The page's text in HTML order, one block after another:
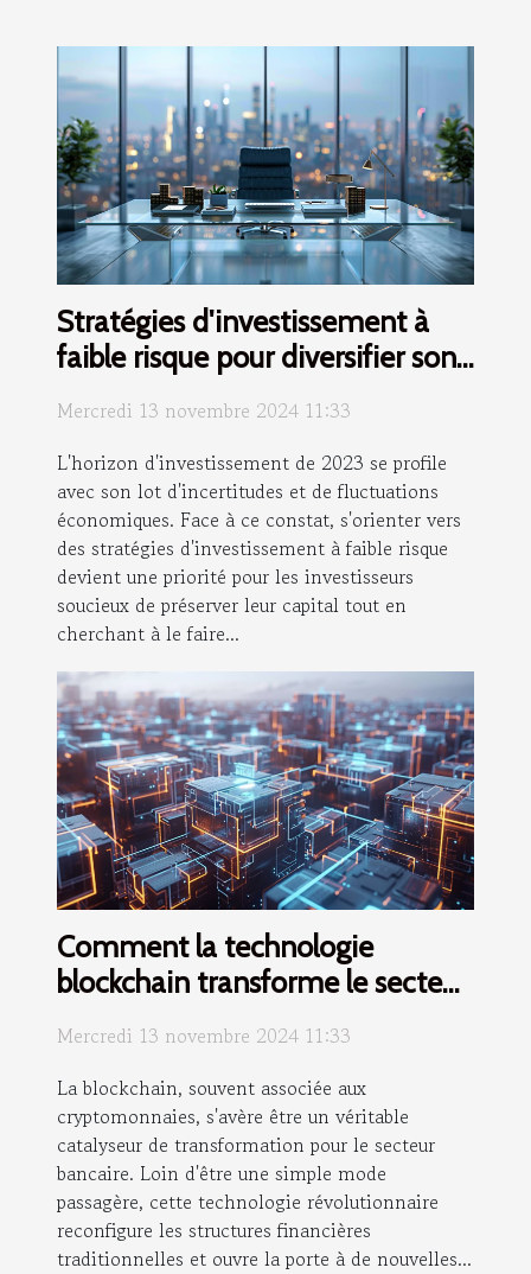
Stratégies d'investissement à
faible risque pour diversifier son
Mercredi 13 novembre 2024 11:33
L'horizon d'investissement de 2023 se profile
avec son lot d'incertitudes et de fluctuations
économiques. Face à ce constat, s'orienter vers
des stratégies d'investissement à faible risque
devient une priorité pour les investisseurs
soucieux de préserver leur capital tout en
cherchant à le faire...
Comment la technologie
blockchain transforme le secteur
économiques qui en découlent
Mercredi 13 novembre 2024 11:33
La blockchain, souvent associée aux
cryptomonnaies, s'avère être un véritable
catalyseur de transformation pour le secteur
bancaire. Loin d'être une simple mode
passagère, cette technologie révolutionnaire
reconfigure les structures financières
traditionnelles et ouvre la porte à de nouvelles...